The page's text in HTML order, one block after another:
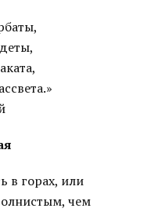
в горах, или
чем